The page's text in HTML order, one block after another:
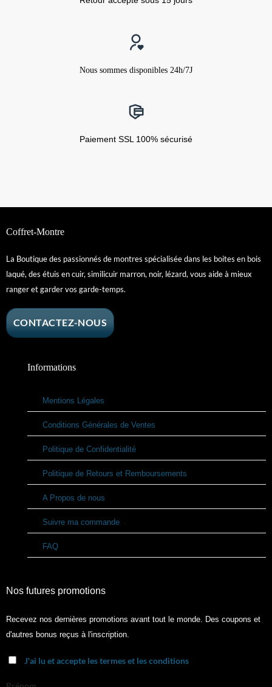
Nous sommes disponibles 24h/7J
Paiement SSL 100% sécurisé
Coffret-Montre
La Boutique des passionnés de montres spécialisée dans les boites en bois
laqué, des étuis en cuir, similicuir marron, noir, lézard, vous aide à mieux
ranger et garder vos garde-temps.
CONTACTEZ-NOUS
Informations
Mentions Légales
Conditions Générales de Ventes
Politique de Confidentialité
Politique de Retours et Remboursements
A Propos de nous
Suivre ma commande
FAQ
Nos futures promotions
Recevez nos dernières promotions avant tout le monde. Des coupons et
d'autres bonus reçus à l'inscription.
J'ai lu et accepte les termes et les conditions